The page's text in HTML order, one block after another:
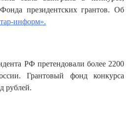
президентских грантов. Об
информ».
РФ претендовали более 2200
Грантовый фонд конкурса
рублей.